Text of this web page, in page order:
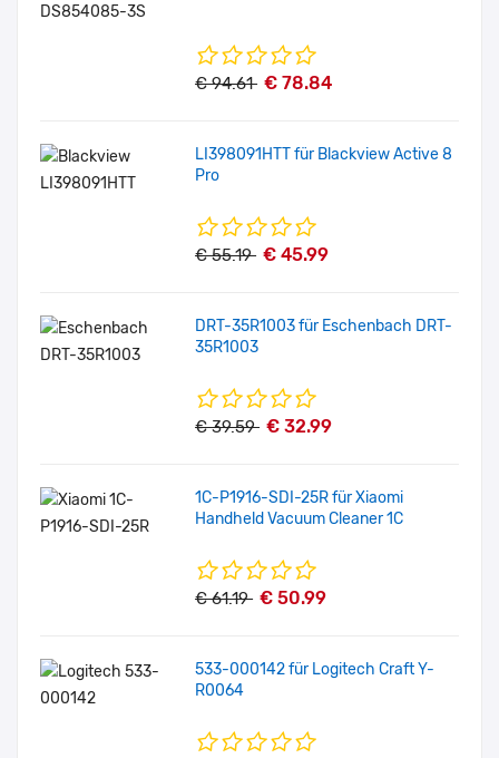
€ 94.61 € 78.84
LI398091HTT für Blackview Active 8
Pro
€ 55.19 € 45.99
DRT-35R1003 für Eschenbach DRT-
35R1003
€ 39.59 € 32.99
1C-P1916-SDI-25R für Xiaomi
Handheld Vacuum Cleaner 1C
€ 61.19 € 50.99
533-000142 für Logitech Craft Y-
R0064